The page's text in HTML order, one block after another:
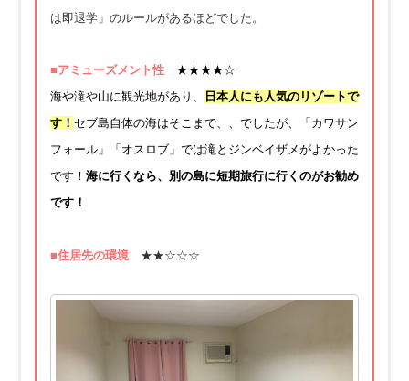
は即退学」のルールがあるほどでした。
■アミューズメント性 ★★★★☆
海や滝や山に観光地があり、
日本人にも人気のリゾートで
す！ セブ島自体の海はそこまで、、でしたが、「カワサン
フォール」「オスロブ」では滝とジンベイザメがよかった
です！ 海に行くなら、別の島に短期旅行に行くのがお勧め
です！
■住居先の環境 ★★☆☆☆